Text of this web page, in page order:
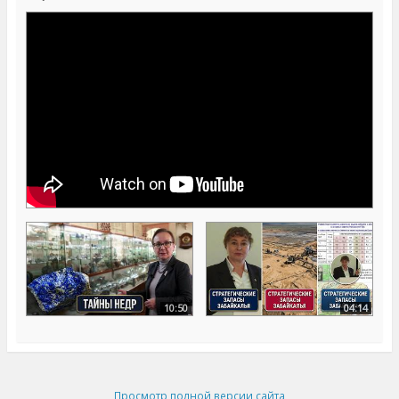
10:50 04:14
Просмотр полной версии сайта